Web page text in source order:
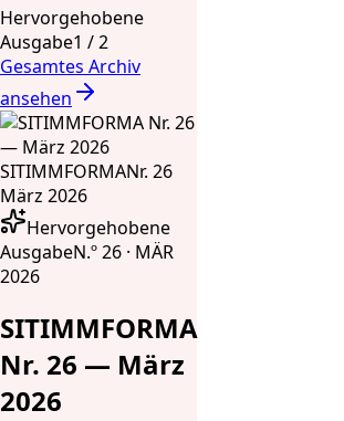
Hervorgehobene
Ausgabe1 /2
Gesamtes Archiv
ansehen
SITIMMFORMANr. 26
März 2026
Hervorgehobene
AusgabeN.º 26 · MÄR
2026
SITIMMFORMA
Nr. 26 — März
2026